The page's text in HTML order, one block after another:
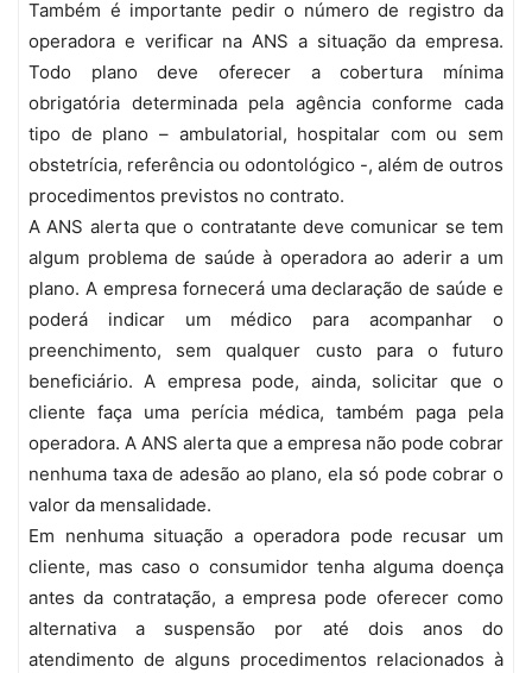
Também é importante pedir o número de registro da
operadora e verificar na ANS a situação da empresa.
Todo plano deve oferecer a cobertura mínima
obrigatória determinada pela agência conforme cada
tipo de plano – ambulatorial, hospitalar com ou sem
obstetrícia, referência ou odontológico -, além de outros
procedimentos previstos no contrato.
A ANS alerta que o contratante deve comunicar se tem
algum problema de saúde à operadora ao aderir a um
plano. A empresa fornecerá uma declaração de saúde e
poderá indicar um médico para acompanhar o
preenchimento, sem qualquer custo para o futuro
beneficiário. A empresa pode, ainda, solicitar que o
cliente faça uma perícia médica, também paga pela
operadora. A ANS alerta que a empresa não pode cobrar
nenhuma taxa de adesão ao plano, ela só pode cobrar o
valor da mensalidade.
Em nenhuma situação a operadora pode recusar um
cliente, mas caso o consumidor tenha alguma doença
antes da contratação, a empresa pode oferecer como
alternativa a suspensão por até dois anos do
atendimento de alguns procedimentos relacionados à